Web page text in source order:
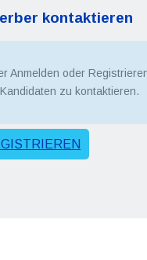
kontaktieren
Anmelden oder
zu kontaktieren.